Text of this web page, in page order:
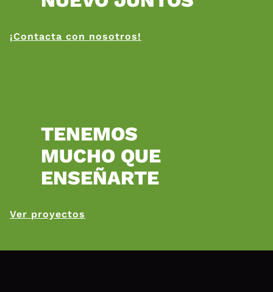
¡Contacta con nosotros!
TENEMOS
MUCHO QUE
ENSEÑARTE
Ver proyectos